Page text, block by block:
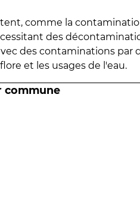
comme la
des
des contaminations par
et les usages de l'eau.
commune